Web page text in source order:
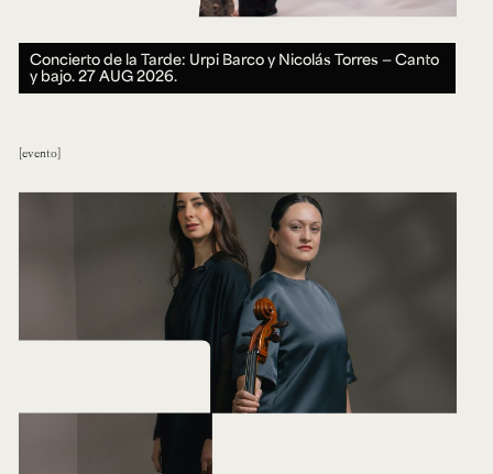
Concierto de la Tarde: Urpi Barco y Nicolás Torres — Canto
y bajo.27 AUG 2026.
evento